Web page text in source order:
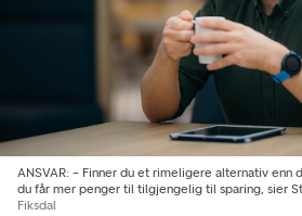
ANSVAR: – Finner du et rimeligere alternativ enn
du får mer penger til tilgjengelig til sparing, sier
Fiksdal